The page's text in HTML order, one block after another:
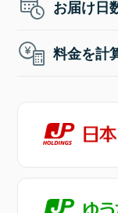
お届け日
料金を計